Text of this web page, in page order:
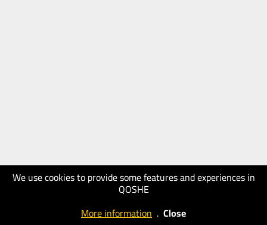
We use cookies to provide some features and experiences in
QOSHE
More information . Close